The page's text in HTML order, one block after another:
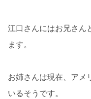
江口さんにはお兄さん
ます。
お姉さんは現在、アメ
いるそうです。